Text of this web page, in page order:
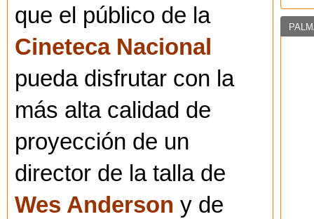
que el público de la
Cineteca Nacional
pueda disfrutar con la
más alta calidad de
proyección de un
director de la talla de
Wes Anderson y de